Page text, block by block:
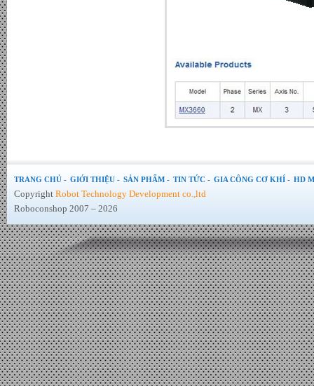
Bánh xe Omni nhựa 51mm -
Đơn giá : 35.000 VND
TRANG CHỦ - GIỚI THIỆU - SẢN PHẨM - TIN TỨC - GIA CÔNG CƠ KHÍ - HD
Copyright Robot Technology Development co.,ltd
Roboconshop 2007 – 2026